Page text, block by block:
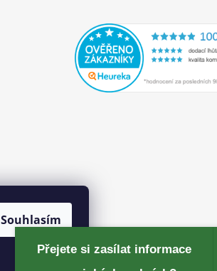
Souhlasím
Přejete si zasílat informace